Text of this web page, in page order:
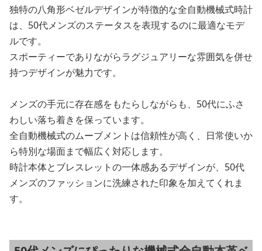
独特の八角形ベゼルデザインが特徴的な全自動機械式時計
は、50代メンズのステータスを表現するのに最適なモデ
ルです。
スポーティーでありながらラグジュアリーな雰囲気を併せ
持つデザインが魅力です。
メンズの手元に存在感をもたらしながらも、50代にふさ
わしい落ち着きを保っています。
全自動機械式のムーブメントは信頼性が高く、日常使いか
ら特別な場面まで幅広く対応します。
時計本体とブレスレットの一体感あるデザインが、50代
メンズのファッションに洗練された印象を加えてくれま
す。